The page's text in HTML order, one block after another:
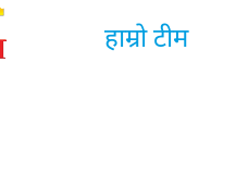
हाम्रो टीम